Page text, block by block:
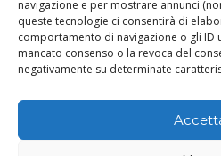
navigazione e per mostrare annunci
queste tecnologie ci consentirà di
comportamento di navigazione o gli ID
mancato consenso o la revoca del
negativamente su determinate
Sabato
08:00-12:00